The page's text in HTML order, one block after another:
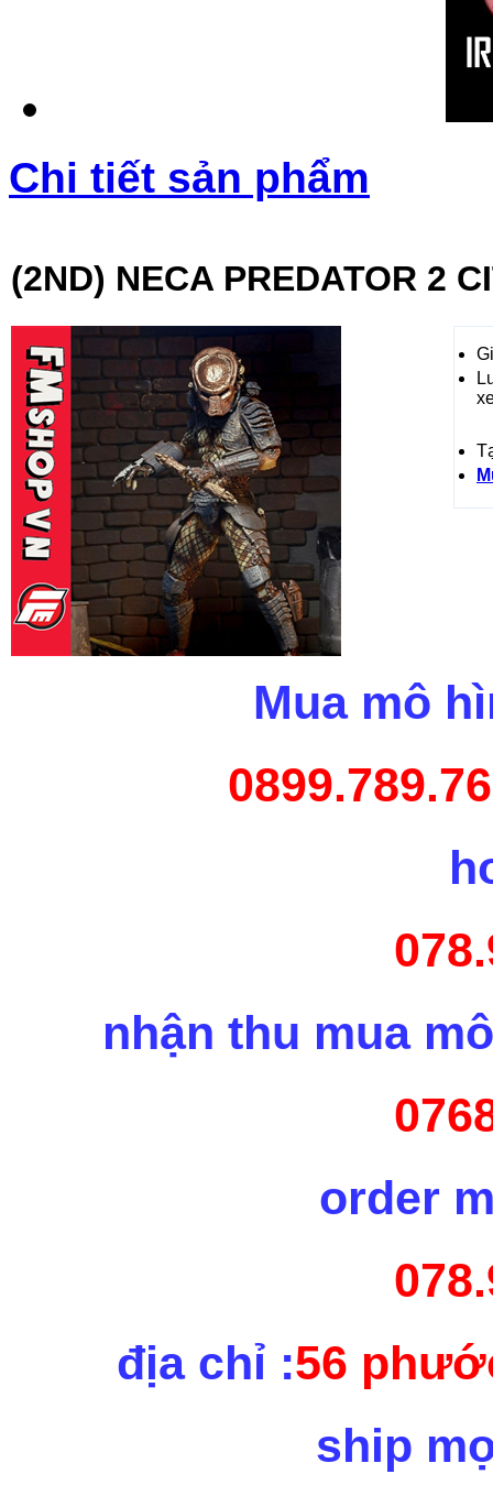
Chi tiết sản phẩm
(2ND) NECA PREDATOR 2
Mua mô
nhận thu mua
order
địa chỉ :56
ship